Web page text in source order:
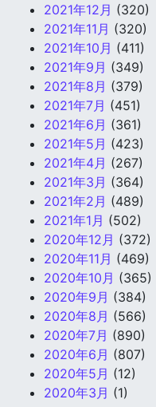
2021年12月 (320)
2021年11月 (320)
2021年10月 (411)
2021年9月 (349)
2021年8月 (379)
2021年7月 (451)
2021年6月 (361)
2021年5月 (423)
2021年4月 (267)
2021年3月 (364)
2021年2月 (489)
2021年1月 (502)
2020年12月 (372)
2020年11月 (469)
2020年10月 (365)
2020年9月 (384)
2020年8月 (566)
2020年7月 (890)
2020年6月 (807)
2020年5月 (12)
2020年3月 (1)